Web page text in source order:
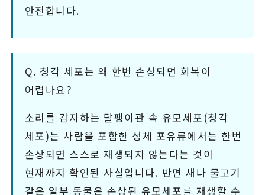
안전합니다.
Q. 청각 세포는 왜 한번 손상되면 회복이
어렵나요?
소리를 감지하는 달팽이관 속 유모세포(청각
세포)는 사람을 포함한 성체 포유류에서는 한번
손상되면 스스로 재생되지 않는다는 것이
현재까지 확인된 사실입니다. 반면 새나 물고기
같은 일부 동물은 손상된 유모세포를 재생할 수